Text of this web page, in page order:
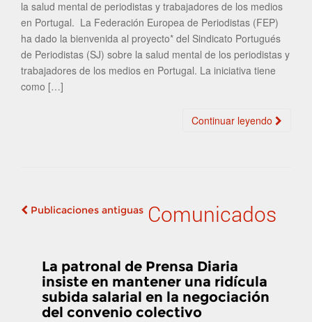
la salud mental de periodistas y trabajadores de los medios
en Portugal. La Federación Europea de Periodistas (FEP)
ha dado la bienvenida al proyecto* del Sindicato Portugués
de Periodistas (SJ) sobre la salud mental de los periodistas y
trabajadores de los medios en Portugal. La iniciativa tiene
como […]
Continuar leyendo
Navegación de
Publicaciones antiguas Comunicados
La patronal de Prensa Diaria
insiste en mantener una ridícula
subida salarial en la negociación
del convenio colectivo